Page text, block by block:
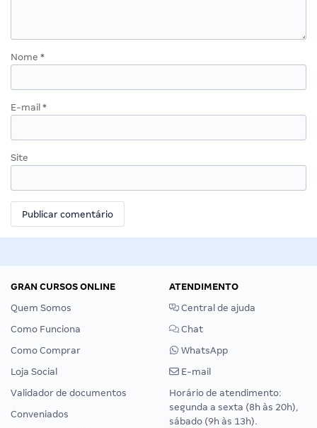
Nome *
E-mail *
Site
GRAN CURSOS ONLINE
Quem Somos
Como Funciona
Como Comprar
Loja Social
Validador de documentos
Conveniados
ATENDIMENTO
Central de ajuda
Chat
WhatsApp
E-mail
Horário de atendimento:
segunda a sexta (8h às 20h),
sábado (9h às 13h).